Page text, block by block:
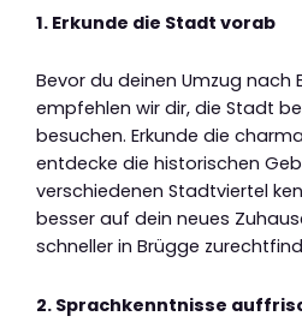
1. Erkunde die Stadt vorab
Bevor du deinen Umzug nach
empfehlen wir dir, die Stadt
besuchen. Erkunde die
entdecke die historischen
verschiedenen Stadtviertel
besser auf dein neues
schneller in Brügge
2. Sprachkenntnisse